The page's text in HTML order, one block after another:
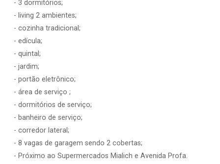
- 3 dormitórios;
- living 2 ambientes;
- cozinha tradicional;
- edícula;
- quintal;
- jardim;
- portão eletrônico;
- área de serviço ;
- dormitórios de serviço;
- banheiro de serviço;
- corredor lateral;
- 8 vagas de garagem sendo 2 cobertas;
- Próximo ao Supermercados Mialich e Avenida Profa.